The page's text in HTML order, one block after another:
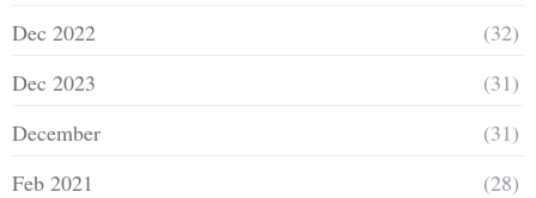
Dec 2022
(32)
Dec 2023
(31)
December
(31)
Feb 2021
(28)